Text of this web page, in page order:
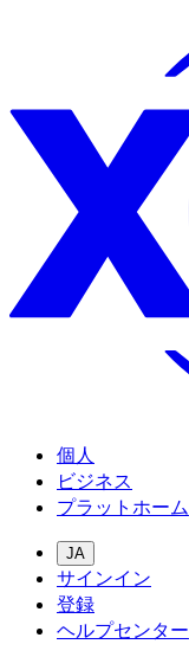
個人
ビジネス
プラットホーム
JA
サインイン
登録
ヘルプセンター